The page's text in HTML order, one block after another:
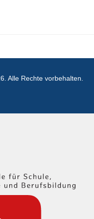
Alle Rechte vorbehalten.